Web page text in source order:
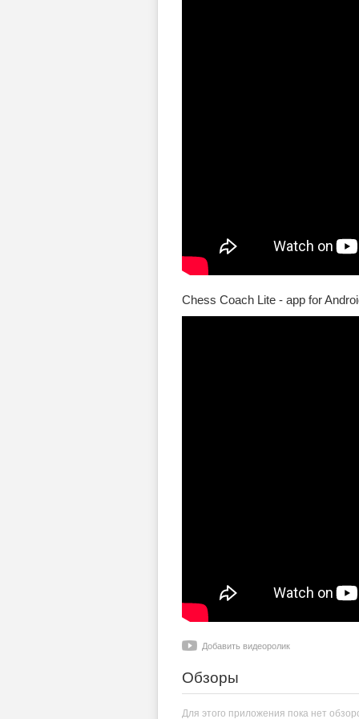
Chess Coach Lite - app for
Добавить видеоролик
Обзоры
Для этого приложения пока нет